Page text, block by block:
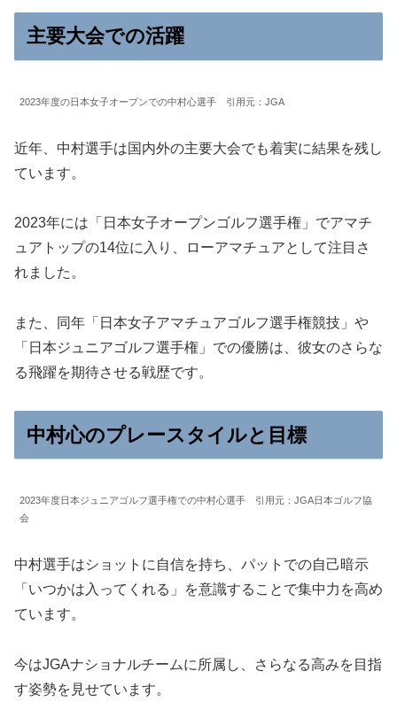
主要大会での活躍
2023年度の日本女子オープンでの中村心選手 引用元：JGA
近年、中村選手は国内外の主要大会でも着実に結果を残し
ています。
2023年には「日本女子オープンゴルフ選手権」でアマチ
ュアトップの14位に入り、ローアマチュアとして注目さ
れました。
また、同年「日本女子アマチュアゴルフ選手権競技」や
「日本ジュニアゴルフ選手権」での優勝は、彼女のさらな
る飛躍を期待させる戦歴です。
中村心のプレースタイルと目標
2023年度日本ジュニアゴルフ選手権での中村心選手 引用元：JGA日本ゴルフ協
会
中村選手はショットに自信を持ち、パットでの自己暗示
「いつかは入ってくれる」を意識することで集中力を高め
ています。
今はJGAナショナルチームに所属し、さらなる高みを目指
す姿勢を見せています。